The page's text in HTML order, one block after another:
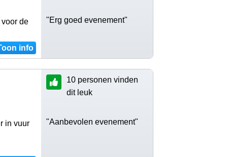
de
info
"Erg goed evenement"
in vuur
10 personen vinden
dit leuk
"Aanbevolen evenement"